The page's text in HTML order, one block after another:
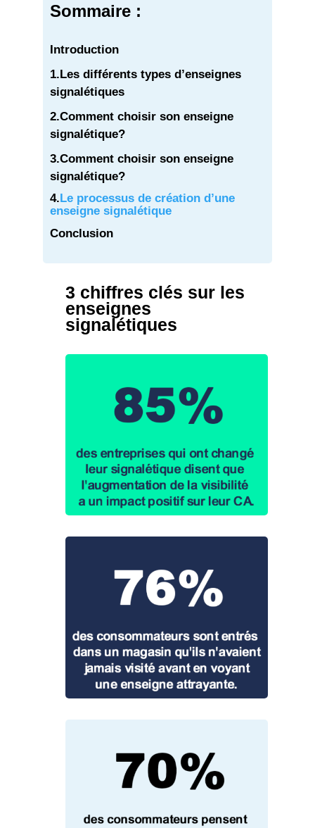
Sommaire :
Introduction
1.Les différents types d’enseignes
signalétiques
2.Comment choisir son enseigne
signalétique?
3.Comment choisir son enseigne
signalétique?
4.Le processus de création d’une
enseigne signalétique
Conclusion
3 chiffres clés sur les
enseignes
signalétiques